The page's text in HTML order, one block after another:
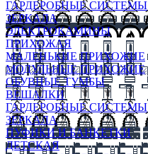
ГАРДЕРОБНЫЕ СИСТЕМЫ
ЗЕРКАЛА
ЭЛЕКТРОКАМИНЫ
ПРИХОЖАЯ
МАЛЕНЬКИЕ ПРИХОЖИЕ
МОДУЛЬНЫЕ ПРИХОЖИЕ
ОБУВНЫЕ ТУМБЫ
ВЕШАЛКИ
ГАРДЕРОБНЫЕ СИСТЕМЫ
ЗЕРКАЛА
ПУФИКИ И БАНКЕТКИ
ДЕТСКАЯ